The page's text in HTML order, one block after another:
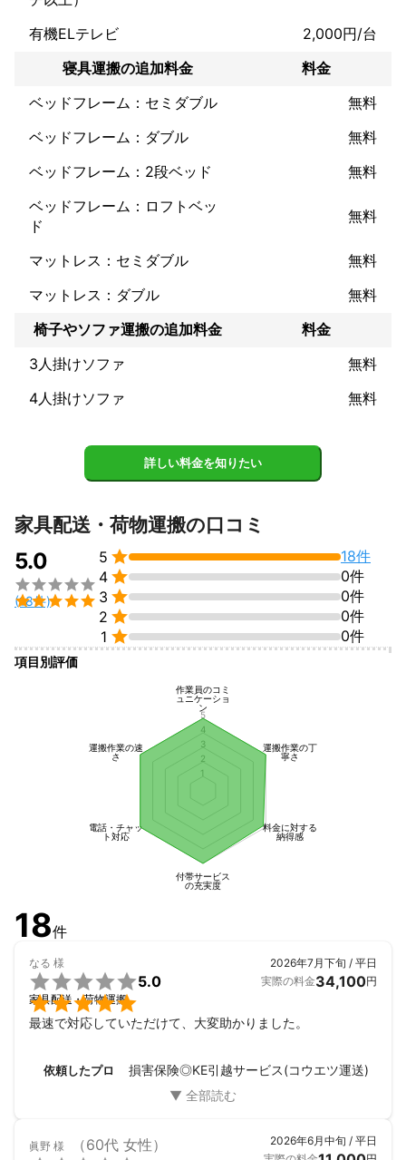
有機ELテレビ
2,000円/台
寝具運搬の追加料金
料金
ベッドフレーム：セミダブル
無料
ベッドフレーム：ダブル
無料
ベッドフレーム：2段ベッド
無料
ベッドフレーム：ロフトベッ
ド
無料
マットレス：セミダブル
無料
マットレス：ダブル
無料
椅子やソファ運搬の追加料金
料金
3人掛けソファ
無料
4人掛けソファ
無料
詳しい料金を知りたい
家具配送・荷物運搬の口コミ
5.0


(18件)
5 
18件
4 
0件
3 
0件
2 
0件
1  0件
項目別評価
作業員のコミ
ュニケーショ
ン
運搬作業の丁
寧さ
料金に対する
納得感
付帯サービス
の充実度
電話・チャッ
ト対応
運搬作業の速
さ
1
2
3
4
5
18件
なる 様


5.0
家具配送・荷物運搬
2026年7月下旬 / 平日
実際の料金34,100円
最速で対応していただけて、大変助かりました。
依頼したプロ 損害保険◎KE引越サービス(コウエツ運送)
眞野 様 （60代 女性）
2026年6月中旬 / 平日